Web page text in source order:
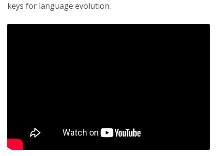
keys for language evolution.